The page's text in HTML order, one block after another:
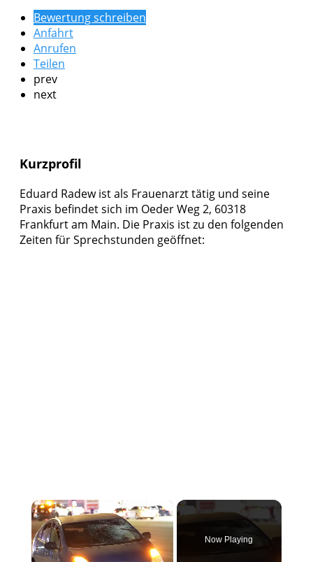
Bewertung schreiben
Anfahrt
Anrufen
Teilen
prev
next
Kurzprofil
Eduard Radew ist als Frauenarzt tätig und seine
Praxis befindet sich im Oeder Weg 2, 60318
Frankfurt am Main. Die Praxis ist zu den folgenden
Zeiten für Sprechstunden geöffnet:
×
Now Playing